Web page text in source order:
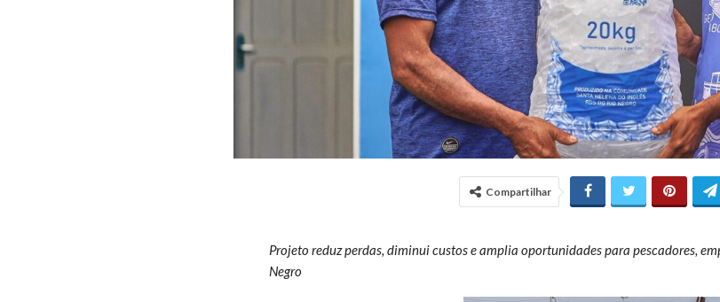
Compartilhar
Projeto reduz perdas, diminui custos e amplia oportunidades para pescadores,
Negro